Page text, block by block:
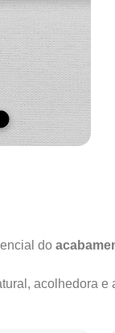
do
acolhedora